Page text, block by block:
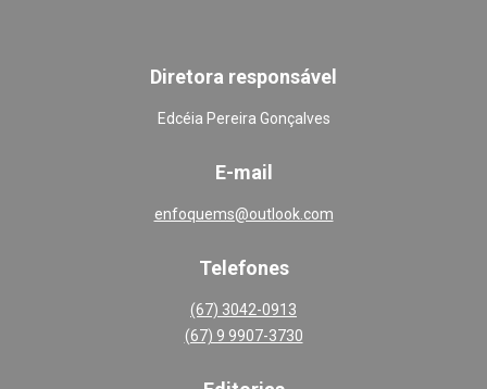
Diretora responsável
Edcéia Pereira Gonçalves
E-mail
enfoquems@outlook.com
Telefones
(67) 3042-0913
(67) 9 9907-3730